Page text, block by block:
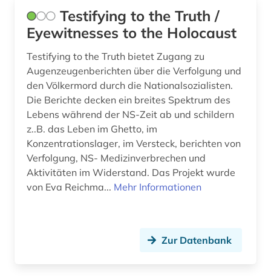
Testifying to the Truth /
Eyewitnesses to the Holocaust
Testifying to the Truth bietet Zugang zu
Augenzeugenberichten über die Verfolgung und
den Völkermord durch die Nationalsozialisten.
Die Berichte decken ein breites Spektrum des
Lebens während der NS-Zeit ab und schildern
z..B. das Leben im Ghetto, im
Konzentrationslager, im Versteck, berichten von
Verfolgung, NS- Medizinverbrechen und
Aktivitäten im Widerstand. Das Projekt wurde
von Eva Reichma... Mehr Informationen
Zur Datenbank